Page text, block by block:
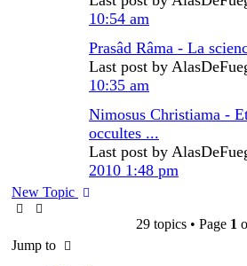
10:54 am
Prasâd Râma - La
Last post by
10:35 am
Nimosus Christiama -
occultes ...
Last post by
2010 1:48 pm
New Topic
29 topics • Page 1
Jump to